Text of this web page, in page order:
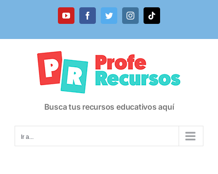
YouTubeFacebookTwitterInstagramTiktok
Busca tus recursos educativos aquí
Ir a...